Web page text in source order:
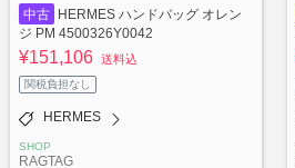
中古
HERMES ハンドバッグ オレン
ジ PM 4500326Y0042
¥151,106 送料込
関税負担なし
HERMES
SHOP
RAGTAG